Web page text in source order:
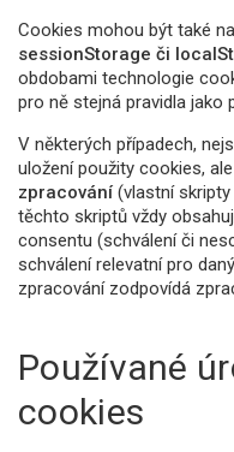
Cookies mohou být také
sessionStorage či
obdobami technologie
pro ně stejná pravidla jako
V některých případech,
uložení použity cookies,
zpracování (vlastní
těchto skriptů vždy
consentu (schválení či
schválení relevatní pro
zpracování zodpovídá
Používané
cookies